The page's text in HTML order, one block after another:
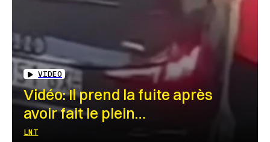
VIDEO
Vidéo: Il prend la fuite après
avoir fait le plein…
LNT